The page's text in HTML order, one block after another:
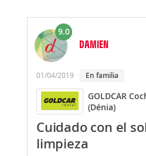
9.0
DAMIEN
01/04/2019 En familia
GOLDCAR
(Dénia)
Cuidado con el
limpieza